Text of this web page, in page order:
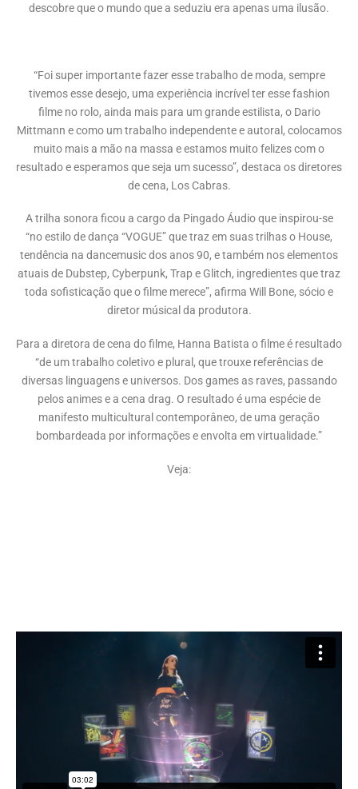
descobre que o mundo que a seduziu era apenas uma ilusão.
“Foi super importante fazer esse trabalho de moda, sempre
tivemos esse desejo, uma experiência incrível ter esse fashion
filme no rolo, ainda mais para um grande estilista, o Dario
Mittmann e como um trabalho independente e autoral, colocamos
muito mais a mão na massa e estamos muito felizes com o
resultado e esperamos que seja um sucesso”, destaca os diretores
de cena, Los Cabras.
A trilha sonora ficou a cargo da Pingado Áudio que inspirou-se
“no estilo de dança “VOGUE” que traz em suas trilhas o House,
tendência na dancemusic dos anos 90, e também nos elementos
atuais de Dubstep, Cyberpunk, Trap e Glitch, ingredientes que traz
toda sofisticação que o filme merece”, afirma Will Bone, sócio e
diretor músical da produtora.
Para a diretora de cena do filme, Hanna Batista o filme é resultado
“de um trabalho coletivo e plural, que trouxe referências de
diversas linguagens e universos. Dos games as raves, passando
pelos animes e a cena drag. O resultado é uma espécie de
manifesto multicultural contemporâneo, de uma geração
bombardeada por informações e envolta em virtualidade.”
Veja: